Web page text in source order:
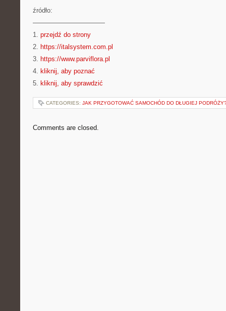
źródło:
———————————
1. przejdź do strony
2. https://italsystem.com.pl
3. https://www.parviflora.pl
4. kliknij, aby poznać
5. kliknij, aby sprawdzić
CATEGORIES: JAK PRZYGOTOWAĆ SAMOCHÓD DO DŁUGIEJ
Comments are closed.